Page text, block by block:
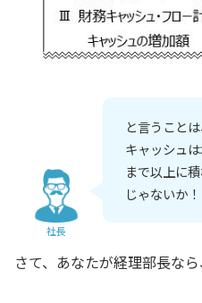
社長
と言うこと
キャッシュ
まで以上に
じゃないか！
さて、あなたが経理部長な